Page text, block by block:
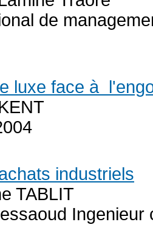
de
luxe face à
industriels
TABLIT
Ingenieur